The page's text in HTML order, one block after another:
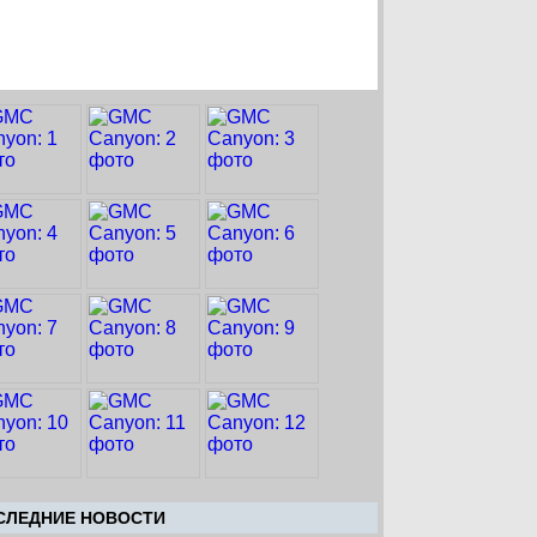
НОВОСТИ